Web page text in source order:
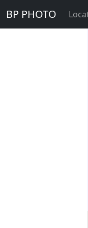
BP PHOTO